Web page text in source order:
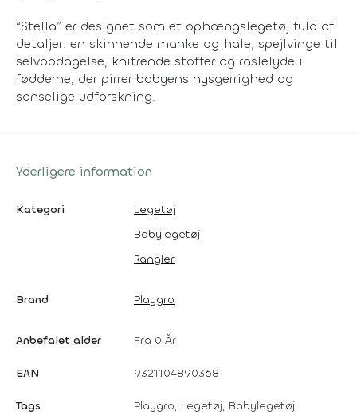
“Stella” er designet som et ophængslegetøj fuld af
detaljer: en skinnende manke og hale, spejlvinge til
selvopdagelse, knitrende stoffer og raslelyde i
fødderne, der pirrer babyens nysgerrighed og
sanselige udforskning.
Yderligere information
Kategori
Legetøj
Babylegetøj
Rangler
Brand Playgro
Anbefalet alder Fra 0 År
EAN 9321104890368
Tags Playgro, Legetøj, Babylegetøj